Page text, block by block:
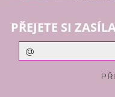
PŘEJETE SI